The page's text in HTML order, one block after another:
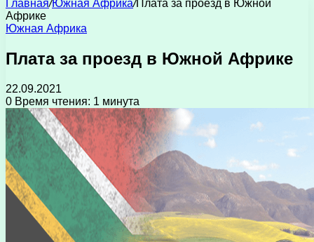
Главная/Южная Африка/Плата за проезд в Южной
Африке
Южная Африка
Плата за проезд в Южной Африке
22.09.2021
0 Время чтения: 1 минута